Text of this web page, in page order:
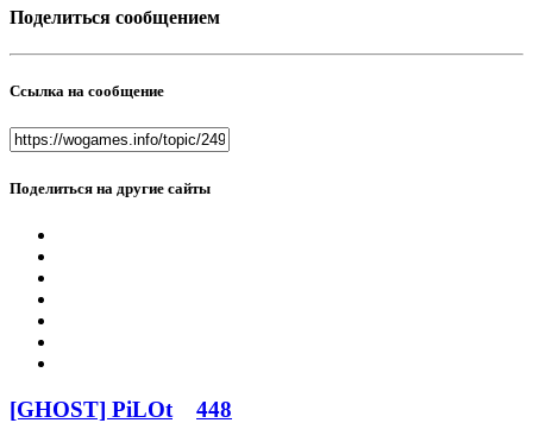
Поделиться сообщением
Ссылка на сообщение
Поделиться на другие сайты
[GHOST] PiLOt 448